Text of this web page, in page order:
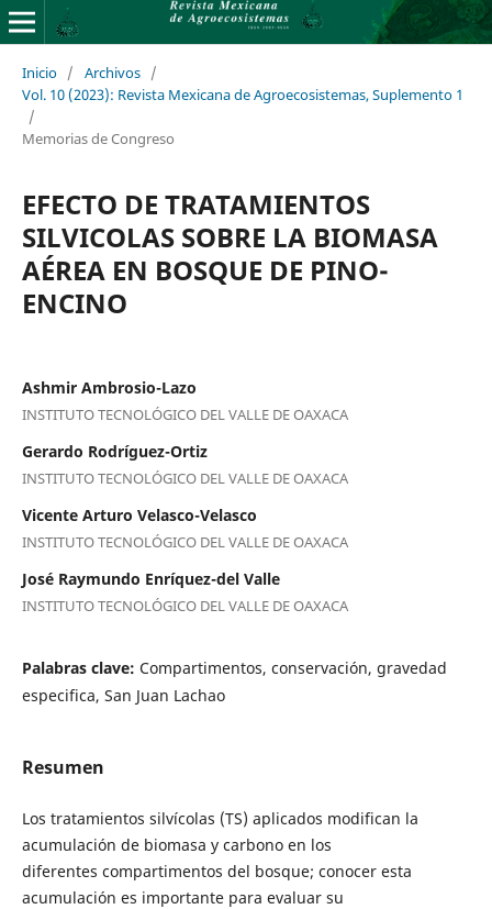
Inicio / Archivos /
Vol. 10 (2023): Revista Mexicana de Agroecosistemas, Suplemento 1
/
Memorias de Congreso
EFECTO DE TRATAMIENTOS
SILVICOLAS SOBRE LA BIOMASA
AÉREA EN BOSQUE DE PINO-
ENCINO
Ashmir Ambrosio-Lazo
INSTITUTO TECNOLÓGICO DEL VALLE DE OAXACA
Gerardo Rodríguez-Ortiz
INSTITUTO TECNOLÓGICO DEL VALLE DE OAXACA
Vicente Arturo Velasco-Velasco
INSTITUTO TECNOLÓGICO DEL VALLE DE OAXACA
José Raymundo Enríquez-del Valle
INSTITUTO TECNOLÓGICO DEL VALLE DE OAXACA
Palabras clave: Compartimentos, conservación, gravedad
especifica, San Juan Lachao
Resumen
Los tratamientos silvícolas (TS) aplicados modifican la
acumulación de biomasa y carbono en los
diferentes compartimentos del bosque; conocer esta
acumulación es importante para evaluar su